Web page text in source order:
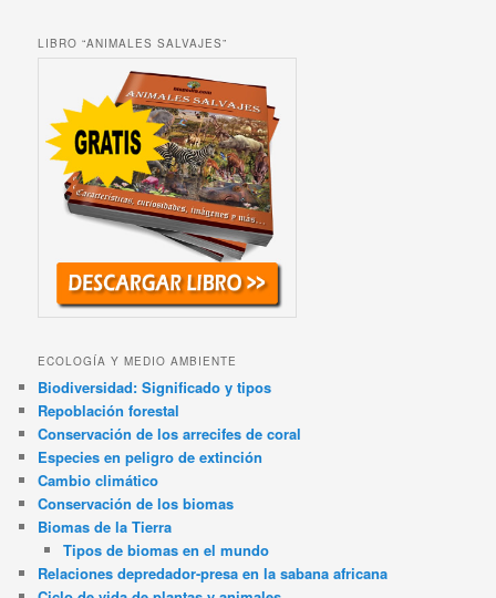
LIBRO “ANIMALES SALVAJES”
ECOLOGÍA Y MEDIO AMBIENTE
Biodiversidad: Significado y tipos
Repoblación forestal
Conservación de los arrecifes de coral
Especies en peligro de extinción
Cambio climático
Conservación de los biomas
Biomas de la Tierra
Tipos de biomas en el mundo
Relaciones depredador-presa en la sabana africana